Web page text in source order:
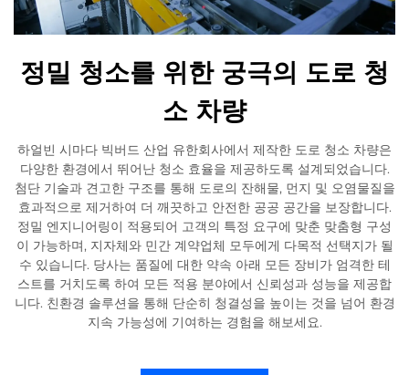
정밀 청소를 위한 궁극의 도로 청
소 차량
하얼빈 시마다 빅버드 산업 유한회사에서 제작한 도로 청소 차량은
다양한 환경에서 뛰어난 청소 효율을 제공하도록 설계되었습니다.
첨단 기술과 견고한 구조를 통해 도로의 잔해물, 먼지 및 오염물질을
효과적으로 제거하여 더 깨끗하고 안전한 공공 공간을 보장합니다.
정밀 엔지니어링이 적용되어 고객의 특정 요구에 맞춘 맞춤형 구성
이 가능하며, 지자체와 민간 계약업체 모두에게 다목적 선택지가 될
수 있습니다. 당사는 품질에 대한 약속 아래 모든 장비가 엄격한 테
스트를 거치도록 하여 모든 적용 분야에서 신뢰성과 성능을 제공합
니다. 친환경 솔루션을 통해 단순히 청결성을 높이는 것을 넘어 환경
지속 가능성에 기여하는 경험을 해보세요.